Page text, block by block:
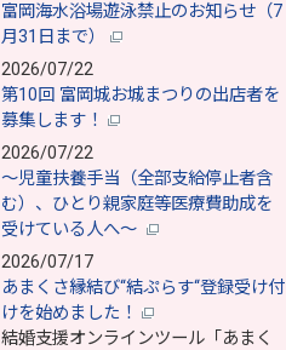
富岡海水浴場遊泳禁止のお知らせ（7
月31日まで）
2026/07/22
第10回 富岡城お城まつりの出店者を
募集します！
2026/07/22
～児童扶養手当（全部支給停止者含
む）、ひとり親家庭等医療費助成を
受けている人へ～
2026/07/17
あまくさ縁結び‘‘結ぷらす‘‘登録受け付
けを始めました！
結婚支援オンラインツール「あまく